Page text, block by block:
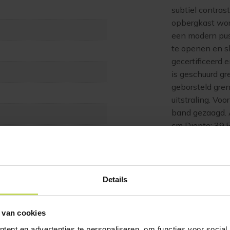
Details
cookies
subtiel
opbergkast
een modern
te openen en
gecertificeerd
is geschuurd
geborsteld
uitstraling.
band
cm Diepte:
Gewicht: 64
collecties
water
aanzienlijk
schoon te
en plekken in
vochtige
cm raden we